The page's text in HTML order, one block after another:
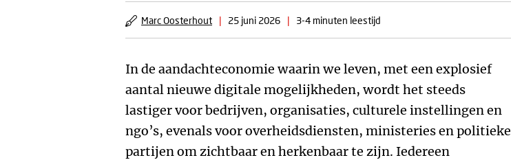
Marc Oosterhout | 25 juni 2026 | 3-4 minuten leestijd
In de aandachteconomie waarin we leven, met een explosief
aantal nieuwe digitale mogelijkheden, wordt het steeds
lastiger voor bedrijven, organisaties, culturele instellingen en
ngo’s, evenals voor overheidsdiensten, ministeries en politieke
partijen om zichtbaar en herkenbaar te zijn. Iedereen